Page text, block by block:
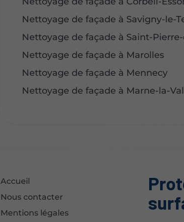
Nettoyage de façade à Savigny-le-
Nettoyage de façade à Saint-
Nettoyage de façade à Marolles
Nettoyage de façade à Mennecy
Nettoyage de façade à Marne-la-
Accueil
Nous contacter
Mentions légales